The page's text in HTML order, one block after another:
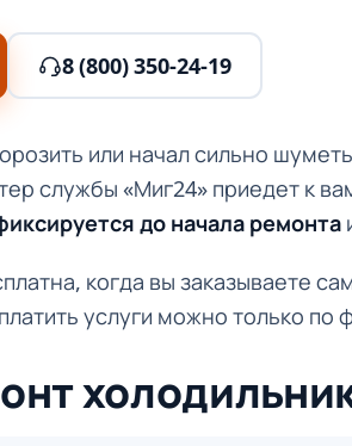
8 (800) 350-24-19
или начал сильно
службы «Миг24» приедет к
до начала ремонта
когда вы заказываете
услуги можно только